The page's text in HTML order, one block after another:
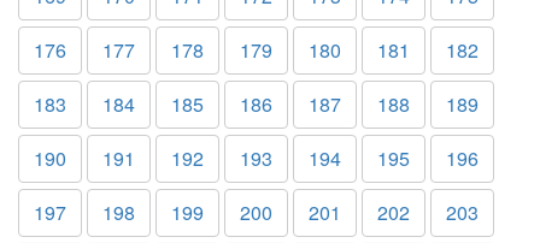
176
177 178 179 180 181
182
183
184 185 186 187 188
189
190
191 192 193 194 195
196
197
198 199 200 201 202
203